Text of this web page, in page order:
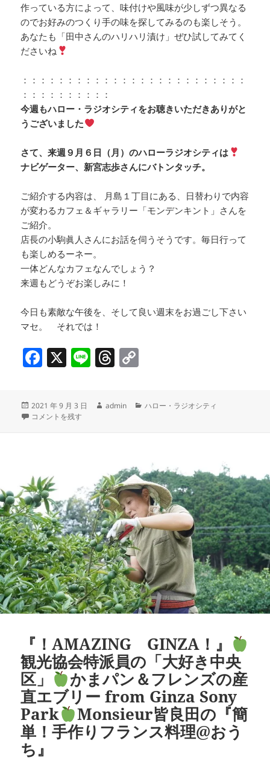
作っている方によって、味付けや風味が少しずつ異なる
のでお好みのつくり手の味を探してみるのも楽しそう。
あなたも「田中さんのハリハリ漬け」ぜひ試してみてく
ださいね
：：：：：：：：：：：：：：：：：：：：：：：：：
：：：：：：：：：：
今週もハロー・ラジオシティをお聴きいただきありがと
うございました
さて、来週９月６日（月）のハローラジオシティは
ナビゲーター、新宮志歩さんにバトンタッチ。
ご紹介する内容は、 月島１丁目にある、日替わりで内容
が変わるカフェ＆ギャラリー「モンデンキント」さんを
ご紹介。
店長の小駒眞人さんにお話を伺うそうです。毎日行って
も楽しめるーネー。
一体どんなカフェなんでしょう？
来週もどうぞお楽しみに！
今日も素敵な午後を、そして良い週末をお過ごし下さい
マセ。 それでは！
F
c
e
o
k
X Li
e
T
a y
k
投
稿
2021 年 9 月 3 日
作
admin
カ
ハロー・ラジオシティ
『今月の国立映画アーカイブ』
コメントを残す
『！AMAZING GINZA！』
観光協会特派員の「大好き中央
区」
かまパン＆フレンズの産
直エブリー from Ginza Sony
Park
Monsieur皆良田の『簡
単！手作りフランス料理@おう
ち』